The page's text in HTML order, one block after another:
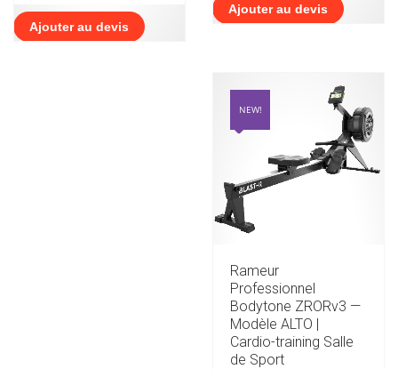
Ajouter au devis
Ajouter au devis
NEW!
Rameur
Professionnel
Bodytone ZRORv3 —
Modèle ALTO |
Cardio-training Salle
de Sport